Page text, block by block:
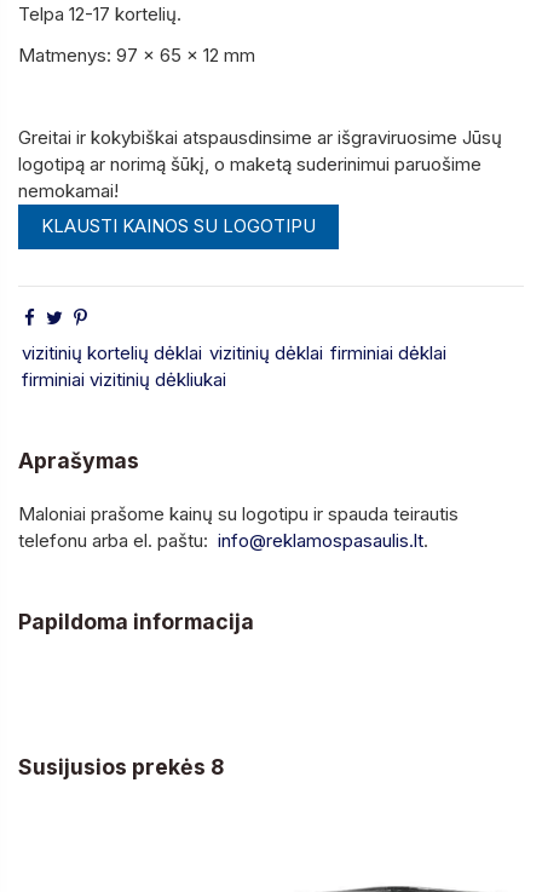
Telpa 12-17 kortelių.
Matmenys: 97 x 65 x 12 mm
Greitai ir kokybiškai atspausdinsime ar išgraviruosime Jūsų
logotipą ar norimą šūkį, o maketą suderinimui paruošime
nemokamai!
KLAUSTI KAINOS SU LOGOTIPU
vizitinių kortelių dėklai vizitinių dėklai firminiai dėklai
firminiai vizitinių dėkliukai
Aprašymas
Maloniai prašome kainų su logotipu ir spauda teirautis
telefonu arba el. paštu: info@reklamospasaulis.lt.
Papildoma informacija
Susijusios prekės 8